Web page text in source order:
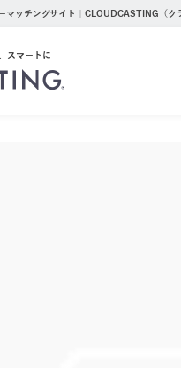
マッチングサイト｜CLOUDCASTING（ク
スマートに